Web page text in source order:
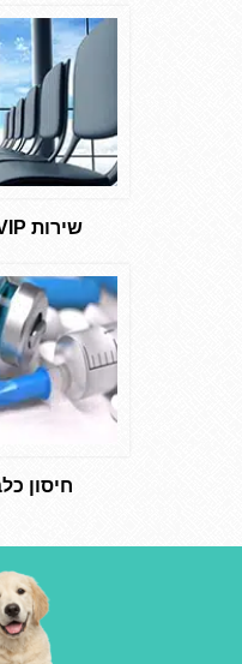
שירות VIP בשדה התעופה
חיסון